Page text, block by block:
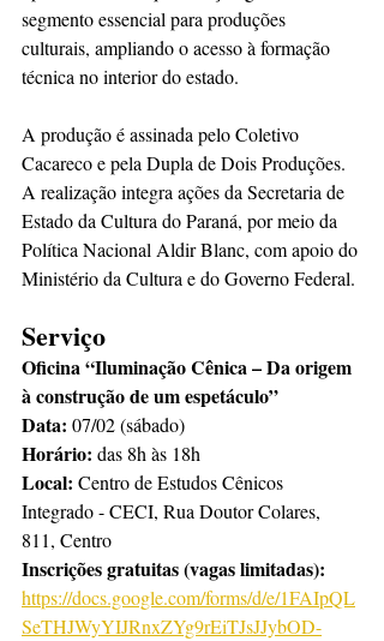
segmento essencial para produções
culturais, ampliando o acesso à formação
técnica no interior do estado.
A produção é assinada pelo Coletivo
Cacareco e pela Dupla de Dois Produções.
A realização integra ações da Secretaria de
Estado da Cultura do Paraná, por meio da
Política Nacional Aldir Blanc, com apoio do
Ministério da Cultura e do Governo Federal.
Serviço
Oficina “Iluminação Cênica – Da origem
à construção de um espetáculo”
Data: 07/02 (sábado)
Horário: das 8h às 18h
Local: Centro de Estudos Cênicos
Integrado - CECI, Rua Doutor Colares,
811, Centro
Inscrições gratuitas (vagas limitadas):
https://docs.google.com/forms/d/e/1FAIpQL
SeTHJWyYIJRnxZYg9rEiTJsJJybOD-